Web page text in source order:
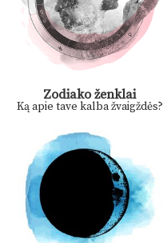
Zodiako ženklai
Ką apie tave kalba žvaigždės?